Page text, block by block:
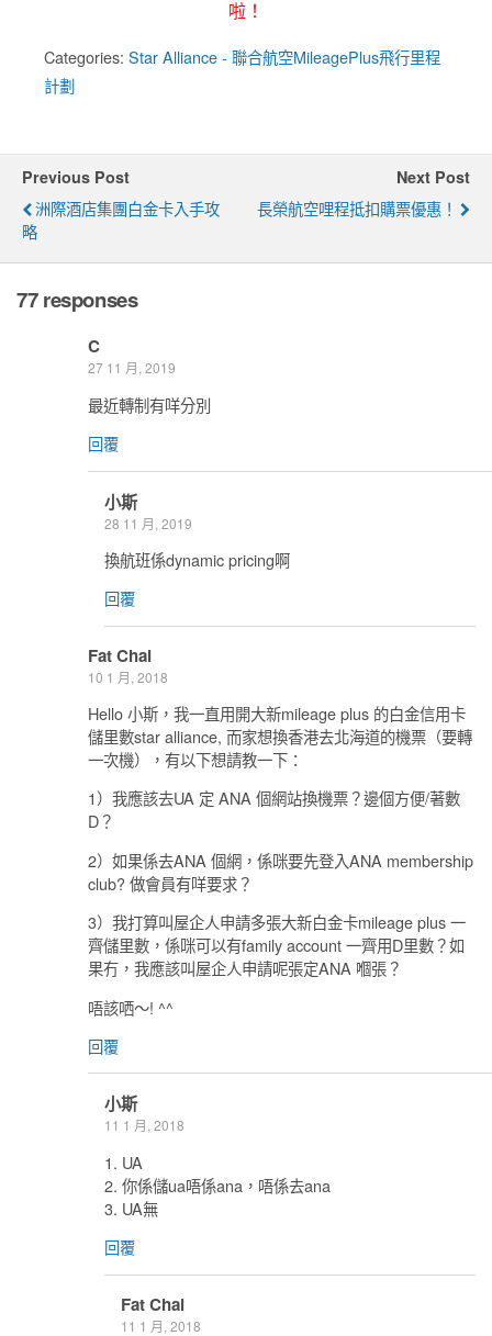
啦！
Categories: Star Alliance - 聯合航空MileagePlus飛行里程
計劃
Previous Post
洲際酒店集團白金卡入手攻
略
Next Post
長榮航空哩程抵扣購票優惠！
77 responses
C
27 11 月, 2019
最近轉制有咩分別
回覆
小斯
28 11 月, 2019
換航班係dynamic pricing啊
回覆
Fat Chai
10 1 月, 2018
Hello 小斯，我一直用開大新mileage plus 的白金信用卡
儲里數star alliance, 而家想換香港去北海道的機票（要轉
一次機），有以下想請教一下：
1）我應該去UA 定 ANA 個網站換機票？邊個方便/著數
D？
2）如果係去ANA 個網，係咪要先登入ANA membership
club? 做會員有咩要求？
3）我打算叫屋企人申請多張大新白金卡mileage plus 一
齊儲里數，係咪可以有family account 一齊用D里數？如
果冇，我應該叫屋企人申請呢張定ANA 嗰張？
唔該哂～! ^^
回覆
小斯
11 1 月, 2018
1. UA
2. 你係儲ua唔係ana，唔係去ana
3. UA無
回覆
Fat Chai
11 1 月, 2018